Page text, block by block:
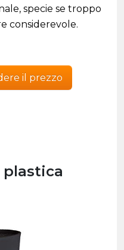
specie se troppo
considerevole.
il prezzo
plastica